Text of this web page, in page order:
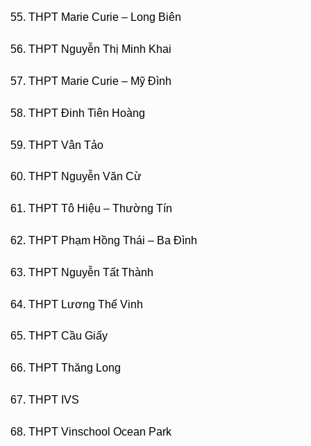
55. THPT Marie Curie – Long Biên
56. THPT Nguyễn Thị Minh Khai
57. THPT Marie Curie – Mỹ Đình
58. THPT Đinh Tiên Hoàng
59. THPT Vân Tảo
60. THPT Nguyễn Văn Cừ
61. THPT Tô Hiệu – Thường Tín
62. THPT Phạm Hồng Thái – Ba Đình
63. THPT Nguyễn Tất Thành
64. THPT Lương Thế Vinh
65. THPT Cầu Giấy
66. THPT Thăng Long
67. THPT IVS
68. THPT Vinschool Ocean Park